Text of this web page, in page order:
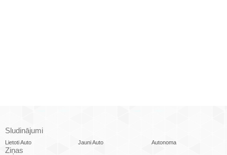
Sludinājumi
Lietoti Auto Jauni Auto Autonoma
Ziņas